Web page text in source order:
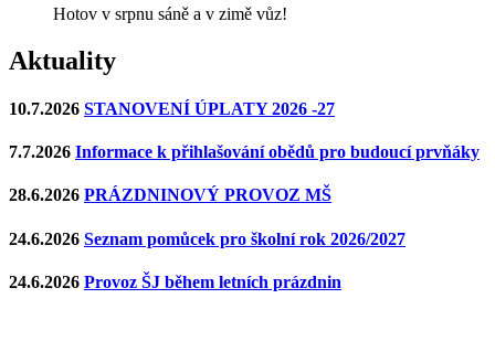
Hotov v srpnu sáně a v zimě vůz!
Aktuality
10.7.2026 STANOVENÍ ÚPLATY 2026 -27
7.7.2026 Informace k přihlašování obědů pro budoucí prvňáky
28.6.2026 PRÁZDNINOVÝ PROVOZ MŠ
24.6.2026 Seznam pomůcek pro školní rok 2026/2027
24.6.2026 Provoz ŠJ během letních prázdnin